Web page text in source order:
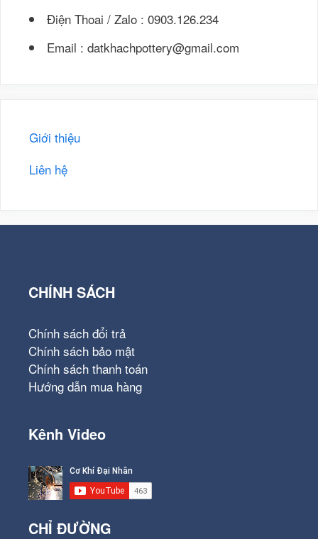
Điện Thoai / Zalo : 0903.126.234
Email : datkhachpottery@gmail.com
Giới thiệu
Liên hệ
CHÍNH SÁCH
Chính sách đổi trả
Chính sách bảo mật
Chính sách thanh toán
Hướng dẫn mua hàng
Kênh Video
CHỈ ĐƯỜNG